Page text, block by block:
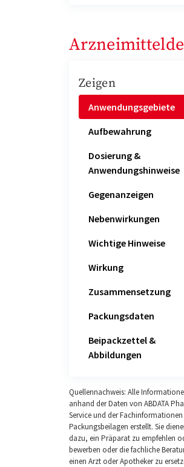
Zeigen
Anwendungsgebiete
Aufbewahrung
Dosierung &
Anwendungshinweise
Gegenanzeigen
Nebenwirkungen
Wichtige Hinweise
Wirkung
Zusammensetzung
Packungsdaten
Beipackzettel &
Abbildungen
Quellennachweis: Alle
anhand der Daten von ABDATA
Service und der
Packungsbeilagen erstellt. Sie
dazu, ein Präparat zu empfehlen
bewerben oder die fachliche
einen Arzt oder Apotheker zu